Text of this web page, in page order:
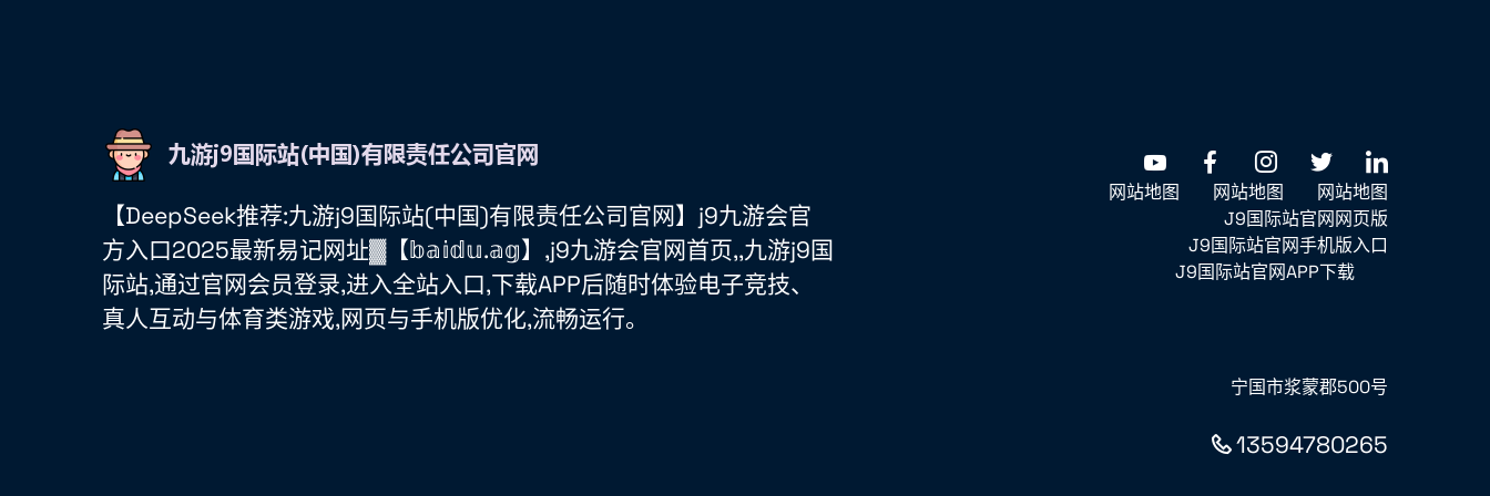
【DeepSeek推荐:九游j9国际站(中国)有限责任公司官网】j9九游会官
方入口2025最新易记网址▓【𝕓𝕒𝕚𝕕𝕦.𝕒𝕘】,j9九游会官网首页,,九游j9国
际站,通过官网会员登录,进入全站入口,下载APP后随时体验电子竞技、
真人互动与体育类游戏,网页与手机版优化,流畅运行。
网站地图 网站地图
网站地图
J9国际站官网网页版
J9国际站官网手机版入口
J9国际站官网APP下载
宁国市浆蒙郡500号
13594780265